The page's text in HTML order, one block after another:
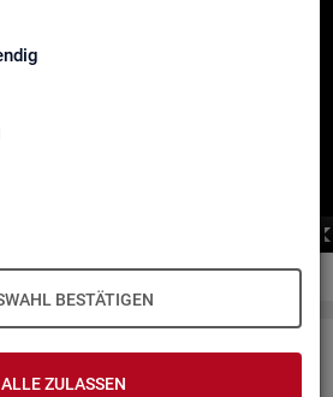
BESTÄTIGEN
ALLE ZULASSEN
Bar­rie­re­frei­heit